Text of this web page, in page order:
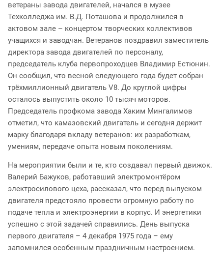
ветераны завода двигателей, начался в музее
Техколледжа им. В.Д. Поташова и продолжился в
актовом зале – концертом творческих коллективов
учащихся и заводчан. Ветеранов поздравил заместитель
директора завода двигателей по персоналу,
председатель клуба первопроходцев Владимир Естюнин.
Он сообщил, что весной следующего года будет собран
трёхмиллионный двигатель V8. До круглой цифры
осталось выпустить около 10 тысяч моторов.
Председатель профкома завода Хаким Мингалимов
отметил, что камазовский двигатель и сегодня держит
марку благодаря вкладу ветеранов: их разработкам,
умениям, передаче опыта новым поколениям.
На мероприятии были и те, кто создавал первый движок.
Валерий Бажуков, работавший электромонтёром
электросилового цеха, рассказал, что перед выпуском
двигателя предстояло провести огромную работу по
подаче тепла и электроэнергии в корпус. И энергетики
успешно с этой задачей справились. День выпуска
первого двигателя – 4 декабря 1975 года – ему
запомнился особенным праздничным настроением.